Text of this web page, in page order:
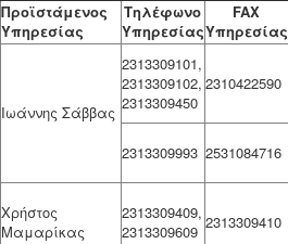
Προϊστάμενος
Υπηρεσίας
Τηλέφωνο
Υπηρεσίας
FAX
Υπηρεσίας
Ιωάννης Σάββας
2313309101,
2313309102,
2313309450
2310422590
2313309993 2531084716
Χρήστος
Μαμαρίκας
2313309409,
2313309609 2313309410